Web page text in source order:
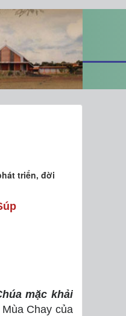
triển, đời
mặc khải
Chay của